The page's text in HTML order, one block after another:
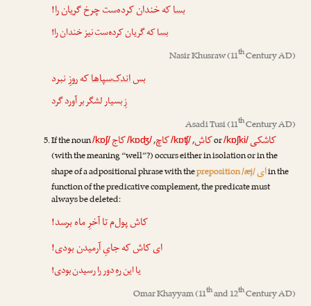
بساکه خندان کرده‌ست چرخ گریان را!
بساکه گریان کرده‌ست نیز خندان را!
Nasir Khusraw(11thCentury AD)
بس اندک‌سپاهاکه روزِ نبرد
زِ بسیار لشگر بر آورد گرد
Asadi Tusi(11thCentury AD)
If the noun/kɒʃ/ کاش,
/kɒʧ/کاچ,
/kɒʤ/کاج or/kɒʃki/کاشکی
(with the meaning “well”?) occurs either in isolation or in the
shape of a adpositional phrase with thepreposition /æj/ایin the
function of the predicative complement, the predicate must
always be deleted:
کاش پول‌م تا آخرِ ماه برسد!
ای کاش که جایِ آرمیدن بودی!
یا این رهِ دور را رسیدن بودی!
Omar Khayyam(11thand 12thCentury AD)